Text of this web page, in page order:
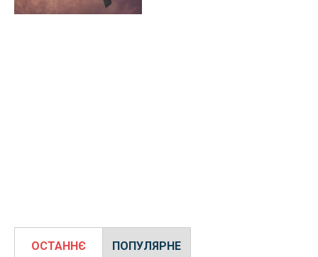
ОСТАННЄ ПОПУЛЯРНЕ